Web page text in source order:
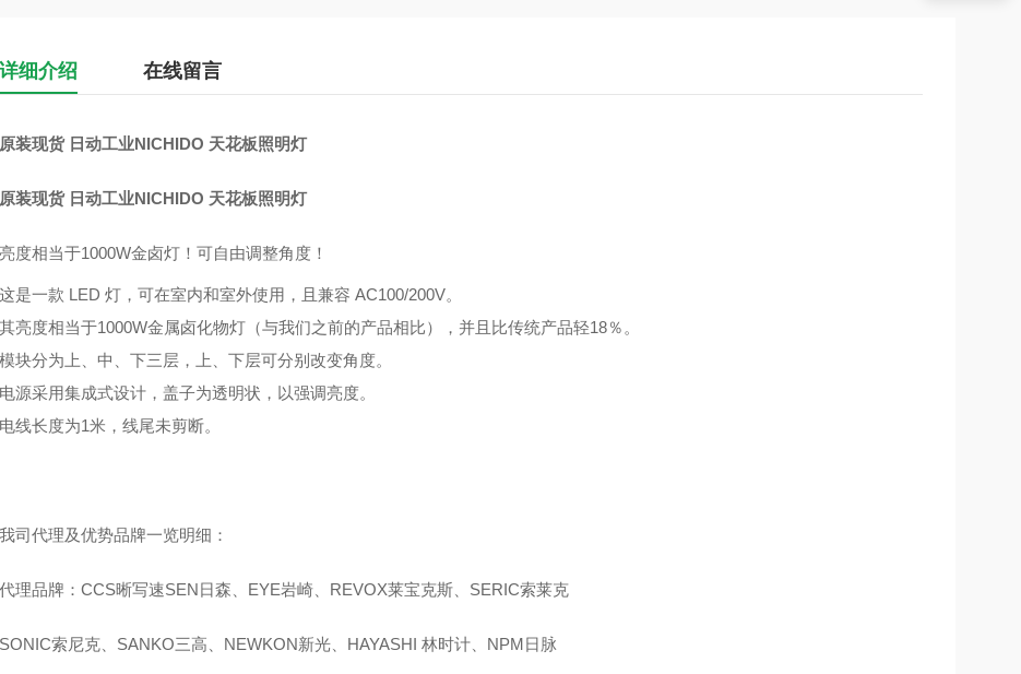
详细介绍 在线留言
原装现货 日动工业NICHIDO 天花板照明灯
原装现货 日动工业NICHIDO 天花板照明灯
亮度相当于1000W金卤灯！可自由调整角度！
这是一款 LED 灯，可在室内和室外使用，且兼容 AC100/200V。
其亮度相当于1000W金属卤化物灯（与我们之前的产品相比），并且比传统产品轻18％。
模块分为上、中、下三层，上、下层可分别改变角度。
电源采用集成式设计，盖子为透明状，以强调亮度。
电线长度为1米，线尾未剪断。
我司代理及优势品牌一览明细：
代理品牌：CCS晰写速SEN日森、EYE岩崎、REVOX莱宝克斯、SERIC索莱克
SONIC索尼克、SANKO三高、NEWKON新光、HAYASHI 林时计、NPM日脉